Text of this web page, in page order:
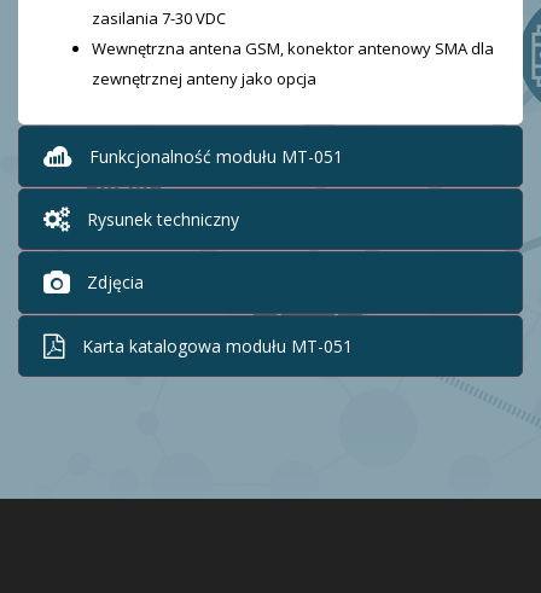
zasilania 7-30 VDC
Wewnętrzna antena GSM, konektor antenowy SMA dla
zewnętrznej anteny jako opcja
Funkcjonalność modułu MT-051
Rysunek techniczny
Zdjęcia
Karta katalogowa modułu MT-051